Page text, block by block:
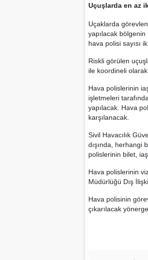
Uçuşlarda en az
Uçaklarda
yapılacak
hava polisi sayısı
Riskli görülen
ile koordineli
Hava polislerinin
işletmeleri
yapılacak. Hava
karşılanacak.
Sivil Havacılık
dışında, herhangi
polislerinin bilet,
Hava polislerinin
Müdürlüğü Dış
Hava polisinin
çıkarılacak